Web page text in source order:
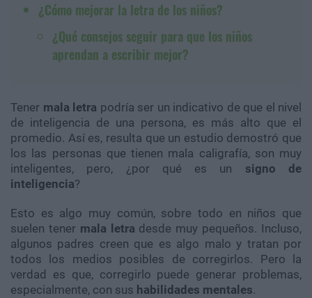
¿Cómo mejorar la letra de los niños?
¿Qué consejos seguir para que los niños
aprendan a escribir mejor?
Tener mala letra podría ser un indicativo de que el nivel
de inteligencia de una persona, es más alto que el
promedio. Así es, resulta que un estudio demostró que
los las personas que tienen mala caligrafía, son muy
inteligentes, pero, ¿por qué es un signo de
inteligencia?
Esto es algo muy común, sobre todo en niños que
suelen tener mala letra desde muy pequeños. Incluso,
algunos padres creen que es algo malo y tratan por
todos los medios posibles de corregirlos. Pero la
verdad es que, corregirlo puede generar problemas,
especialmente, con sus habilidades mentales.